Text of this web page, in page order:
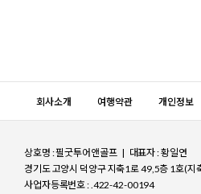
회사소개 여행약관 개인정보
상호명 : 필굿투어앤골프 | 대표자 : 황일연
경기도 고양시 덕양구 지축1로 49,5층 1호(지
사업자등록번호 : .422-42-00194